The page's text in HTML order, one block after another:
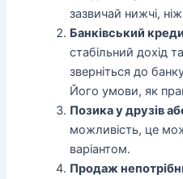
зазвичай нижчі,
Банківський
стабільний дохід
зверніться до
Його умови, як
Позика у друзів
можливість, це
варіантом.
Продаж